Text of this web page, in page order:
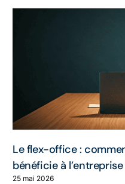
Le flex-office :
bénéficie à
25 mai 2026